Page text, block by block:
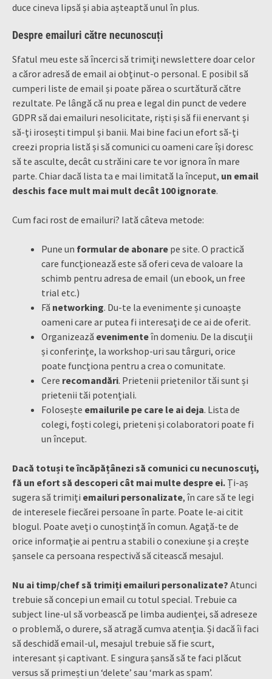
duce cineva lipsă și abia așteaptă unul în plus.
Despre emailuri către necunoscuți
Sfatul meu este să încerci să trimiți newslettere doar celor
a căror adresă de email ai obținut-o personal. E posibil să
cumperi liste de email și poate părea o scurtătură către
rezultate. Pe lângă că nu prea e legal din punct de vedere
GDPR să dai emailuri nesolicitate, riști și să fii enervant și
să-ți irosești timpul și banii. Mai bine faci un efort să-ți
creezi propria listă și să comunici cu oameni care își doresc
să te asculte, decât cu străini care te vor ignora în mare
parte. Chiar dacă lista ta e mai limitată la început, un email
deschis face mult mai mult decât 100 ignorate.
Cum faci rost de emailuri? Iată câteva metode:
Pune un formular de abonare pe site. O practică
care funcționează este să oferi ceva de valoare la
schimb pentru adresa de email (un ebook, un free
trial etc.)
Fă networking. Du-te la evenimente și cunoaște
oameni care ar putea fi interesați de ce ai de oferit.
Organizează evenimenteîn domeniu. De la discuții
și conferințe, la workshop-uri sau târguri, orice
poate funcționa pentru a crea o comunitate.
Cere recomandări. Prietenii prietenilor tăi sunt și
prietenii tăi potențiali.
Folosește emailurile pe care le ai deja. Lista de
colegi, foști colegi, prieteni și colaboratori poate fi
un început.
Dacă totuși te încăpățânezi să comunici cu necunoscuți,
fă un efort să descoperi cât mai multe despre ei. Ți-aș
sugera să trimiți emailuri personalizate, în care să te legi
de interesele fiecărei persoane în parte. Poate le-ai citit
blogul. Poate aveți o cunoștință în comun. Agață-te de
orice informație ai pentru a stabili o conexiune și a crește
șansele ca persoana respectivă să citească mesajul.
Nu ai timp/chef să trimiți emailuri personalizate? Atunci
trebuie să concepi un email cu totul special. Trebuie ca
subject line-ul să vorbească pe limba audienței, să adreseze
o problemă, o durere, să atragă cumva atenția. Și dacă îi faci
să deschidă email-ul, mesajul trebuie să fie scurt,
interesant și captivant. E singura șansă să te faci plăcut
versus să primești un ‘delete’ sau ‘mark as spam’.